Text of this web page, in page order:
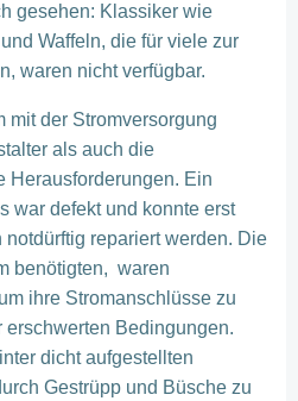
gesehen: Klassiker wie
Waffeln, die für viele zur
waren nicht verfügbar.
mit der Stromversorgung
als auch die
Herausforderungen. Ein
war defekt und konnte erst
repariert werden. Die
benötigten, waren
ihre Stromanschlüsse zu
erschwerten Bedingungen.
dicht aufgestellten
Gestrüpp und Büsche zu